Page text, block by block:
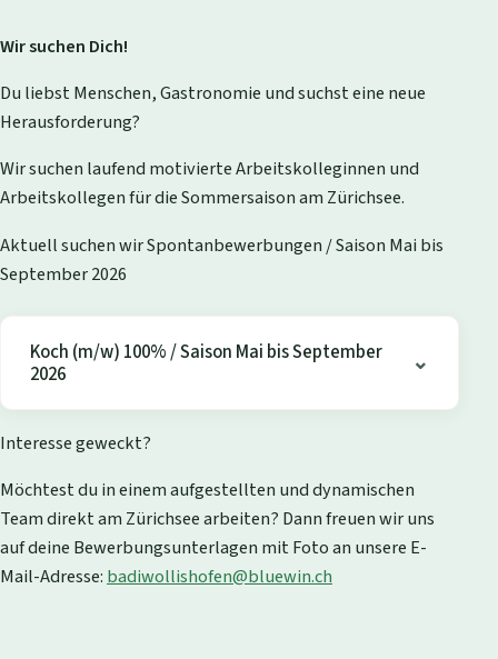
Wir suchen Dich!
Du liebst Menschen, Gastronomie und suchst eine neue
Herausforderung?
Wir suchen laufend motivierte Arbeitskolleginnen und
Arbeitskollegen für die Sommersaison am Zürichsee.
Aktuell suchen wir Spontanbewerbungen / Saison Mai bis
September 2026
Koch (m/w) 100% / Saison Mai bis September
2026
Interesse geweckt?
Möchtest du in einem aufgestellten und dynamischen
Team direkt am Zürichsee arbeiten? Dann freuen wir uns
auf deine Bewerbungsunterlagen mit Foto an unsere E-
Mail-Adresse:badiwollishofen@bluewin.ch